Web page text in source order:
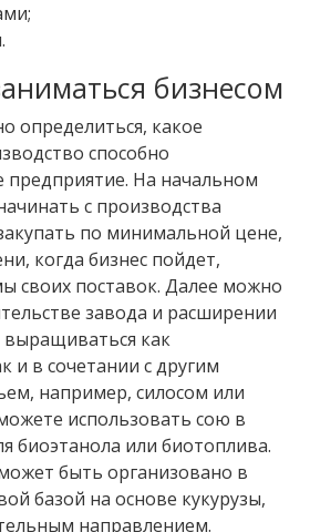
бизнесом
определиться, какое
способно
предприятие. На начальном
с производства
по минимальной цене,
когда бизнес пойдет,
своих поставок. Далее можно
завода и расширении
выращиваться как
и в сочетании с другим
например, силосом или
использовать сою в
биоэтанола или биотоплива.
быть организовано в
базой на основе кукурузы,
направлением.